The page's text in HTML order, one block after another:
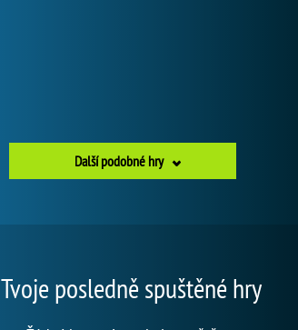
Další podobné hry
Tvoje posledně spuštěné hry